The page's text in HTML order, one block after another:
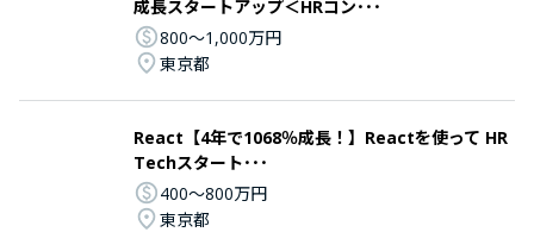
成長スタートアップ＜HRコン･･･
800〜1,000万円
東京都
React【4年で1068％成長！】Reactを使って HR
Techスタート･･･
400〜800万円
東京都